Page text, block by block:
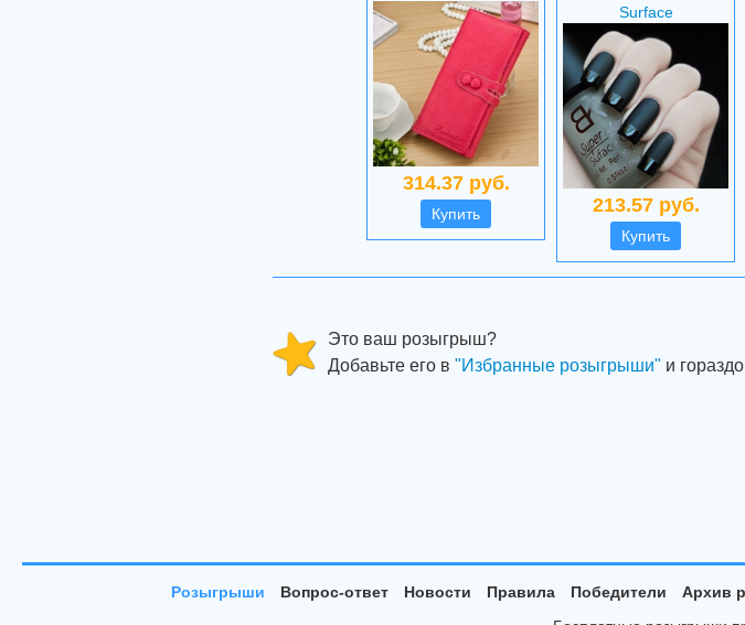
314.37 руб.
Купить
Surface
213.57 руб.
Купить
Это ваш розыгрыш?
Добавьте его в "Избранные розыгрыши" и
Розыгрыши Вопрос-ответ Новости Правила Победители Архив